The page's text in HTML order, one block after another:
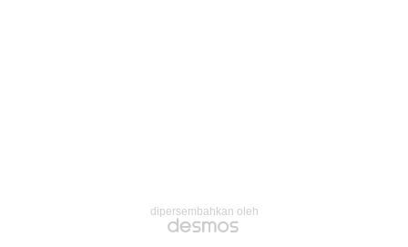
dipersembahkan oleh